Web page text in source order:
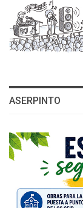
ASERPINTO